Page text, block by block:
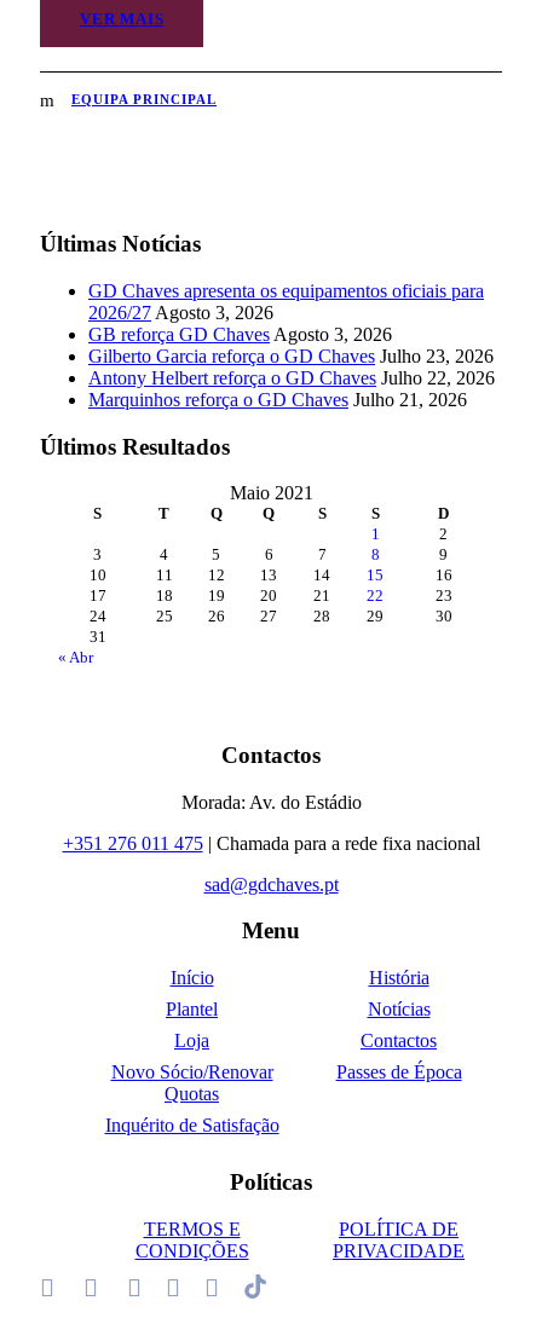
VER MAIS
EQUIPA PRINCIPAL
Últimas Notícias
GD Chaves apresenta os equipamentos oficiais para
2026/27 Agosto 3, 2026
GB reforça GD Chaves Agosto 3, 2026
Gilberto Garcia reforça o GD Chaves Julho 23, 2026
Antony Helbert reforça o GD Chaves Julho 22, 2026
Marquinhos reforça o GD Chaves Julho 21, 2026
Últimos Resultados
Maio 2021
S T Q Q S S D
« Abr
1
2
3
4 5 6 7 8
9
10
11 12 13 14 15
16
17
18 19 20 21 22
23
24
25 26 27 28 29
30
31
Contactos
Morada: Av. do Estádio
+351 276 011 475| Chamada para a rede fixa nacional
sad@gdchaves.pt
Menu
Início
História
Plantel
Notícias
Loja
Contactos
Novo Sócio/Renovar
Quotas
Passes de Época
Inquérito de Satisfação
Políticas
TERMOS E
CONDIÇÕES
POLÍTICA DE
PRIVACIDADE